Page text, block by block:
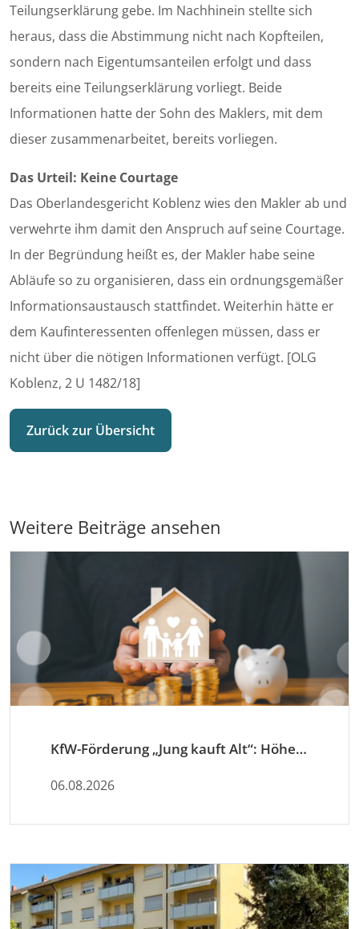
Teilungserklärung gebe. Im Nachhinein stellte sich
heraus, dass die Abstimmung nicht nach Kopfteilen,
sondern nach Eigentumsanteilen erfolgt und dass
bereits eine Teilungserklärung vorliegt. Beide
Informationen hatte der Sohn des Maklers, mit dem
dieser zusammenarbeitet, bereits vorliegen.
Das Urteil: Keine Courtage
Das Oberlandesgericht Koblenz wies den Makler ab und
verwehrte ihm damit den Anspruch auf seine Courtage.
In der Begründung heißt es, der Makler habe seine
Abläufe so zu organisieren, dass ein ordnungsgemäßer
Informationsaustausch stattfindet. Weiterhin hätte er
dem Kaufinteressenten offenlegen müssen, dass er
nicht über die nötigen Informationen verfügt. [OLG
Koblenz, 2 U 1482/18]
Zurück zur Übersicht
Weitere Beiträge ansehen
KfW-Förderung „Jung kauft Alt“: Höhere Kredite ab August 2026
06.08.2026